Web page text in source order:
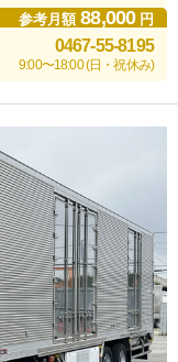
参考月額88,000円
0467-55-8195
9:00〜18:00 (日・祝休み)